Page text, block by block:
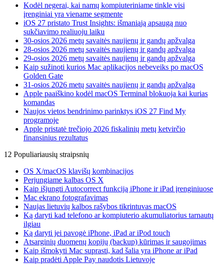
Kodėl negerai, kai namų kompiuteriniame tinkle visi
įrenginiai yra viename segmente
iOS 27 pristato Trust Insights: išmaniąją apsaugą nuo
sukčiavimo realiuoju laiku
30-osios 2026 metų savaitės naujienų ir gandų apžvalga
28-osios 2026 metų savaitės naujienų ir gandų apžvalga
29-osios 2026 metų savaitės naujienų ir gandų apžvalga
Kaip sužinoti kurios Mac aplikacijos nebeveiks po macOS
Golden Gate
31-osios 2026 metų savaitės naujienų ir gandų apžvalga
Apple paaiškino kodėl macOS Terminal blokuoja kai kurias
komandas
Naujos vietos bendrinimo parinktys iOS 27 Find My
programoje
Apple pristatė trečiojo 2026 fiskalinių metų ketvirčio
finansinius rezultatus
12 Populiariausių straipsnių
OS X/macOS klavišų kombinacijos
Perjungiame kalbas OS X
Kaip išjungti Autocorrect funkciją iPhone ir iPad įrenginiuose
Mac ekrano fotografavimas
Naujas lietuvių kalbos rašybos tikrintuvas macOS
Ką daryti kad telefono ar kompiuterio akumuliatorius tarnautų
ilgiau
Ką daryti jei pavogė iPhone, iPad ar iPod touch
Atsarginių duomenų kopijų (backup) kūrimas ir saugojimas
Kaip išmokyti Mac suprasti, kad šalia yra iPhone ar iPad
Kaip pradėti Apple Pay naudotis Lietuvoje